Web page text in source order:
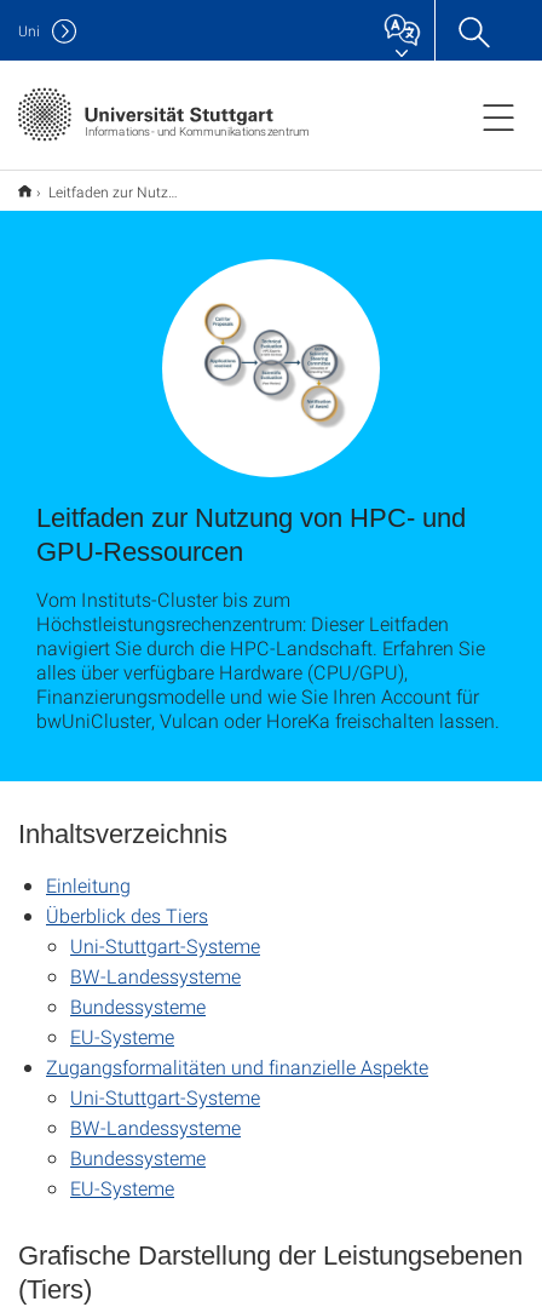
Informations- und Kommunikationszentrum
Uni
Leitfaden zur Nutzung von HPC- und GPU-Ressourcen
Leitfaden zur Nutzung von HPC- und
GPU-Ressourcen
Vom Instituts-Cluster bis zum
Höchstleistungsrechenzentrum: Dieser Leitfaden
navigiert Sie durch die HPC-Landschaft. Erfahren Sie
alles über verfügbare Hardware (CPU/GPU),
Finanzierungsmodelle und wie Sie Ihren Account für
bwUniCluster, Vulcan oder HoreKa freischalten lassen.
Inhaltsverzeichnis
Einleitung
Überblick des Tiers
Uni-Stuttgart-Systeme
BW-Landessysteme
Bundessysteme
EU-Systeme
Zugangsformalitäten und finanzielle Aspekte
Uni-Stuttgart-Systeme
BW-Landessysteme
Bundessysteme
EU-Systeme
Grafische Darstellung der Leistungsebenen
(Tiers)